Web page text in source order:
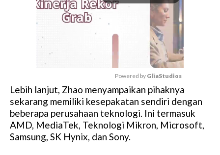
M
u
t
e
Powered by GliaStudios
Lebih lanjut, Zhao menyampaikan pihaknya
sekarang memiliki kesepakatan sendiri dengan
beberapa perusahaan teknologi. Ini termasuk
AMD, MediaTek, Teknologi Mikron, Microsoft,
Samsung, SK Hynix, dan Sony.